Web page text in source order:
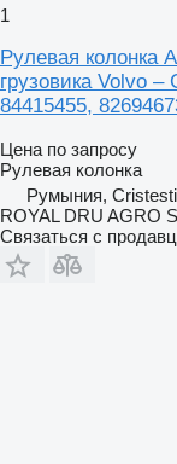
1
Рулевая колонка
грузовика Volvo –
84415455,
Цена по запросу
Рулевая колонка
Румыния, Cristesti
ROYAL DRU AGRO
Связаться с